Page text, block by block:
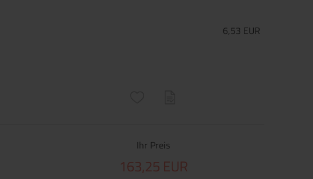
6,53 EUR
Ihr Preis
163,25 EUR